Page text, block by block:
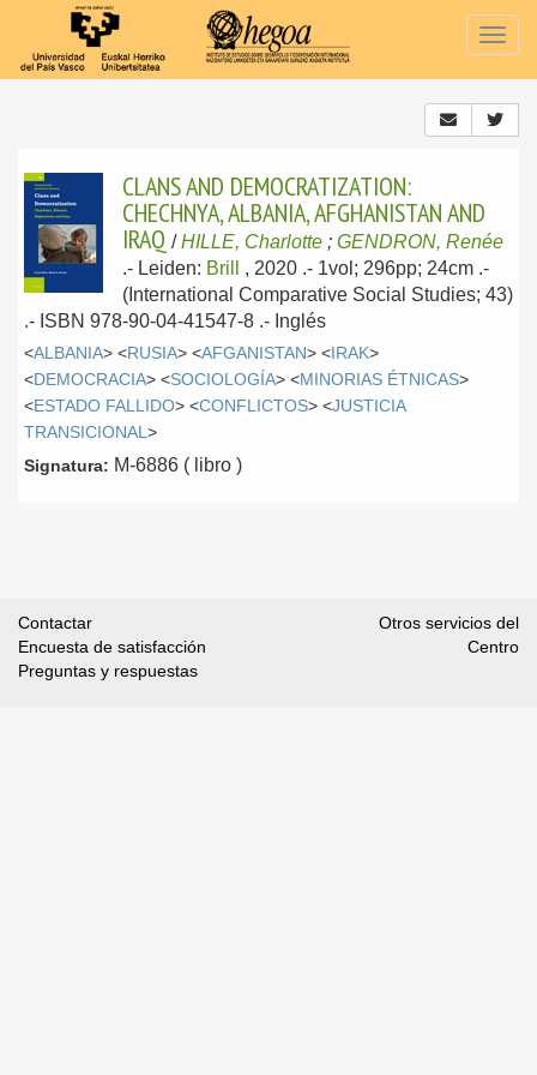
CLANS AND DEMOCRATIZATION:
CHECHNYA, ALBANIA, AFGHANISTAN AND
IRAQ /HILLE, Charlotte ; GENDRON, Renée
.- Leiden: Brill , 2020 .- 1vol; 296pp; 24cm .-
(International Comparative Social Studies; 43)
.- ISBN 978-90-04-41547-8 .- Inglés
<ALBANIA> <RUSIA> <AFGANISTAN> <IRAK>
<DEMOCRACIA> <SOCIOLOGÍA> <MINORIAS ÉTNICAS>
<ESTADO FALLIDO> <CONFLICTOS> <JUSTICIA
TRANSICIONAL >
Signatura: M-6886 ( libro )
Contactar
Encuesta de satisfacción
Preguntas y respuestas
Otros servicios del
Centro